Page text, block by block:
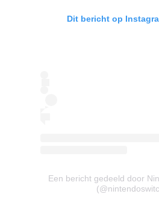
Dit bericht op
Een bericht gedeeld door